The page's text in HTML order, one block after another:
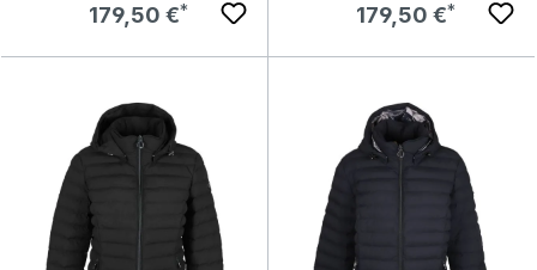
Regulärer Preis:
179,50 € Regulärer Preis:
179,50 €